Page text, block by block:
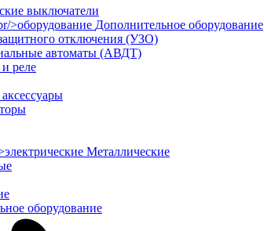
выключатели
Дополнительное оборудование
отключения (УЗО)
автоматы (АВДТ)
реле
Металлические
оборудование